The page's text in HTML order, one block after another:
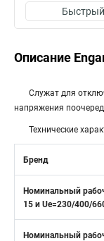
Описание
Служат для
напряжения
Технические
Бренд
Номинальный
15 и Ue=230/400/
Номинальный